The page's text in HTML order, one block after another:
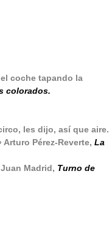
coche tapando la
colorados.
les dijo, así que aire.
Pérez-Reverte, La
Madrid, Turno de